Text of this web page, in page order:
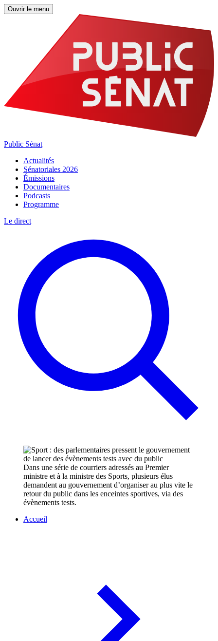
Ouvrir le menu
Public Sénat
Actualités
Sénatoriales 2026
Émissions
Documentaires
Podcasts
Programme
Le direct
Dans une série de courriers adressés au Premier
ministre et à la ministre des Sports, plusieurs élus
demandent au gouvernement d’organiser au plus vite le
retour du public dans les enceintes sportives, via des
évènements tests.
Accueil